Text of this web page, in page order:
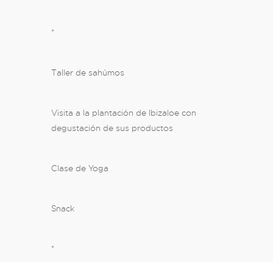
*
Taller de sahúmos
Visita a la plantación de Ibizaloe con
degustación de sus productos
Clase de Yoga
Snack
*